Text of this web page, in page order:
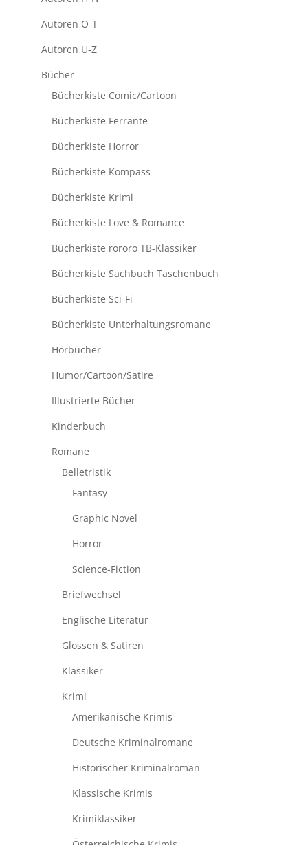
Autoren O-T
Autoren U-Z
Bücher
Bücherkiste Comic/Cartoon
Bücherkiste Ferrante
Bücherkiste Horror
Bücherkiste Kompass
Bücherkiste Krimi
Bücherkiste Love & Romance
Bücherkiste rororo TB-Klassiker
Bücherkiste Sachbuch Taschenbuch
Bücherkiste Sci-Fi
Bücherkiste Unterhaltungsromane
Hörbücher
Humor/Cartoon/Satire
Illustrierte Bücher
Kinderbuch
Romane
Belletristik
Fantasy
Graphic Novel
Horror
Science-Fiction
Briefwechsel
Englische Literatur
Glossen & Satiren
Klassiker
Krimi
Amerikanische Krimis
Deutsche Kriminalromane
Historischer Kriminalroman
Klassische Krimis
Krimiklassiker